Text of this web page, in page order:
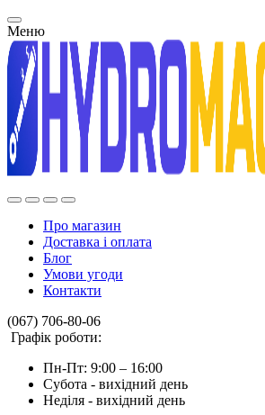
Меню
Про магазин
Доставка і оплата
Блог
Умови угоди
Контакти
(067) 706-80-06
Графік роботи:
Пн-Пт: 9:00 – 16:00
Субота - вихідний день
Неділя - вихідний день